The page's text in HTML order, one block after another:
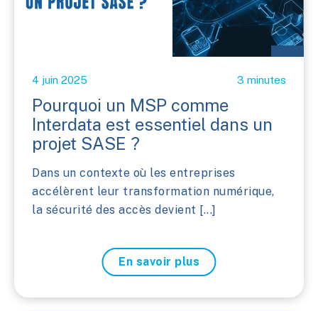
4 juin 2025 3 minutes
Pourquoi un MSP comme
Interdata est essentiel dans un
projet SASE ?
Dans un contexte où les entreprises
accélèrent leur transformation numérique,
la sécurité des accès devient [...]
En savoir plus